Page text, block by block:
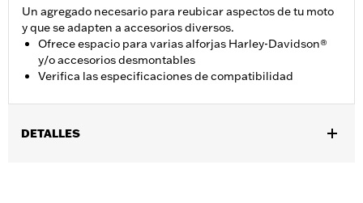
Un agregado necesario para reubicar aspectos de tu moto
y que se adapten a accesorios diversos.
Ofrece espacio para varias alforjas Harley-Davidson®
y/o accesorios desmontables
Verifica las especificaciones de compatibilidad
DETALLES